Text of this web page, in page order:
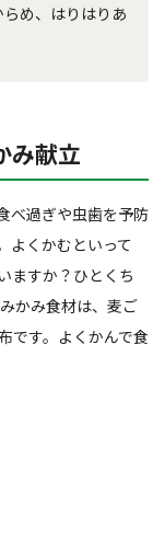
め、はりはりあ
み献立
べ過ぎや虫歯を予防
よくかむといって
ますか？ひとくち
かみ食材は、麦ご
です。よくかんで食